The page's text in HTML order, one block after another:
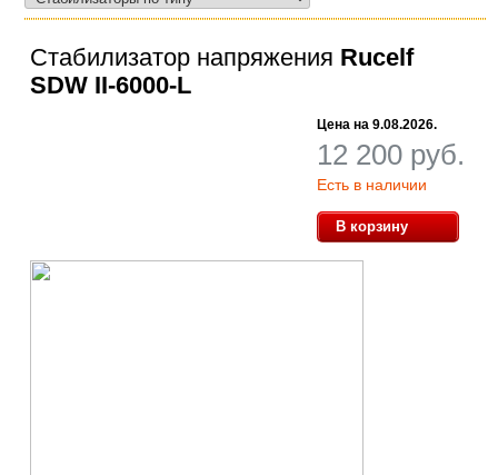
Стабилизатор напряжения Rucelf
SDW II-6000-L
Цена на 9.08.2026.
12 200 руб.
Есть в наличии
В корзину